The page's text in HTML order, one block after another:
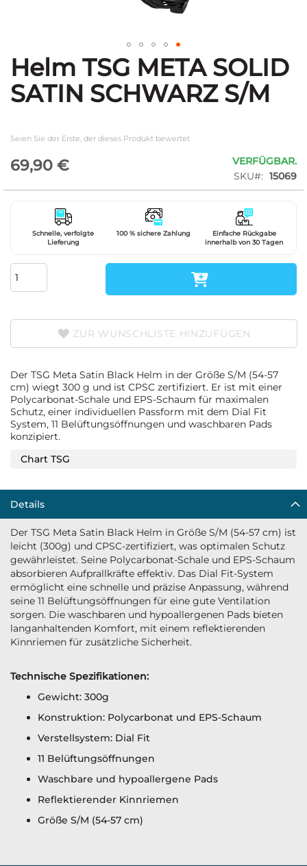
Zum
Anfang
der
Bildgalerie
Helm TSG META SOLID
SATIN SCHWARZ S/M
Seien Sie der Erste, der dieses Produkt bewertet
69,90 €
VERFÜGBAR.
SKU
15069
Schnelle, verfolgte
Lieferung
100 % sichere Zahlung
Einfache Rückgabe
innerhalb von 30 Tagen
ZUR WUNSCHLISTE HINZUFÜGEN
Der TSG Meta Satin Black Helm in der Größe S/M (54-57
cm) wiegt 300 g und ist CPSC zertifiziert. Er ist mit einer
Polycarbonat-Schale und EPS-Schaum für maximalen
Schutz, einer individuellen Passform mit dem Dial Fit
System, 11 Belüftungsöffnungen und waschbaren Pads
konzipiert.
Chart TSG
Details
Der TSG Meta Satin Black Helm in Größe S/M (54-57 cm) ist
leicht (300g) und CPSC-zertifiziert, was optimalen Schutz
gewährleistet. Seine Polycarbonat-Schale und EPS-Schaum
absorbieren Aufprallkräfte effektiv. Das Dial Fit-System
ermöglicht eine schnelle und präzise Anpassung, während
seine 11 Belüftungsöffnungen für eine gute Ventilation
sorgen. Die waschbaren und hypoallergenen Pads bieten
langanhaltenden Komfort, mit einem reflektierenden
Kinnriemen für zusätzliche Sicherheit.
Technische Spezifikationen:
Gewicht: 300g
Konstruktion: Polycarbonat und EPS-Schaum
Verstellsystem: Dial Fit
11 Belüftungsöffnungen
Waschbare und hypoallergene Pads
Reflektierender Kinnriemen
Größe S/M (54-57 cm)